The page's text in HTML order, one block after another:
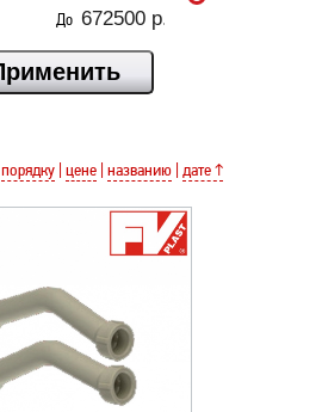
До
порядку цене названию дате ↑